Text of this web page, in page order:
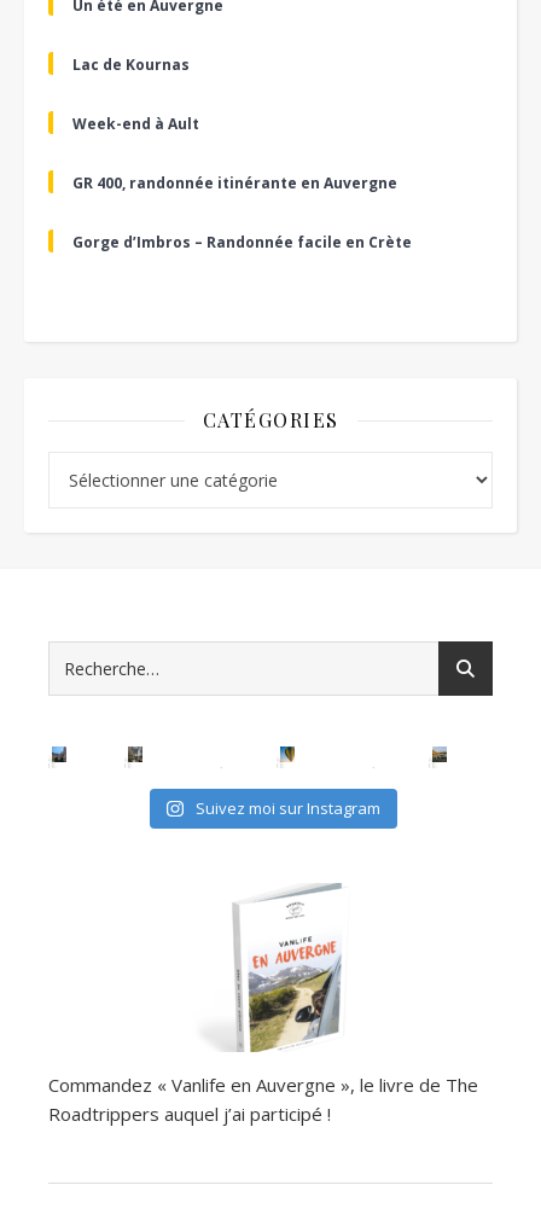
Un été en Auvergne
Lac de Kournas
Week-end à Ault
GR 400, randonnée itinérante en Auvergne
Gorge d’Imbros – Randonnée facile en Crète
CATÉGORIES
Suivez moi sur Instagram
Commandez « Vanlife en Auvergne », le livre de The
Roadtrippers auquel j’ai participé !